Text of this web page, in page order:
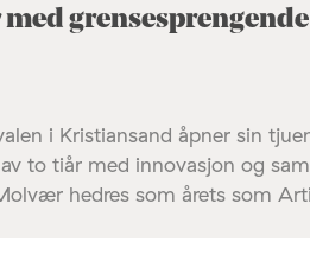
med
i Kristiansand åpner sin
to tiår med innovasjon og
hedres som årets som